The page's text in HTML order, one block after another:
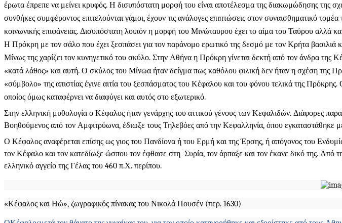
έρωτα έπρεπε να μείνει κρυφός. Η δισυπόστατη μορφή του είναι αποτέλεσμα της διακωμώδησης της
συνθήκες συμφέροντος επιτελούνται γάμοι, έχουν τις ανάλογες επιπτώσεις στον συναισθηματικό
κοινωνικής επιφάνειας. Δισυπόστατη λοιπόν η μορφή του Μινώταυρου έχει το αίμα του Ταύρου αλλά
Η Πρόκρη με τον σάλο που έχει ξεσπάσει για τον παράνομο ερωτικό της δεσμό με τον Κρήτα
Μίνως της χαρίζει τον κυνηγετικό του σκύλο. Στην Αθήνα η Πρόκρη γίνεται δεκτή από τον άνδρα της
«κατά λάθος» και αυτή. Ο σκύλος του Μίνωα ήταν δείγμα πως καθόλου φιλική δεν ήταν η σχέση της
«σύμβολο» της απιστίας έγινε αιτία του ξεσπάσματος του Κέφαλου και του φόνου τελικά της
οποίος όμως καταφέρνει να διαφύγει και αυτός στο εξωτερικό.
Στην ελληνική μυθολογία ο Κέφαλος ήταν γενάρχης του αττικού γένους των Κεφαλιδών. Διάφορες
Βοηθούμενος από τον Αμφιτρύωνα, έδιωξε τους Τηλεβόες από την Κεφαλληνία, όπου εγκαταστάθηκε
Ο Κέφαλος αναφέρεται επίσης ως γιος του Πανδίονα ή του Ερμή και της Έρσης, ή απόγονος του
τον Κέφαλο και τον κατεδίωξε ώσπου τον έφθασε στη Συρία, τον άρπαξε και τον έκανε δικό της.
ελληνικό αγγείο της Γέλας του 460 π.Χ. περίπου.
«Κέφαλος και Ηώ», ζωγραφικός πίνακας του Νικολά Πουσέν (περ. 1630)